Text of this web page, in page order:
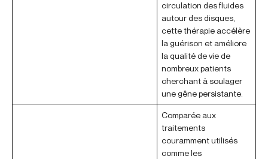
circulation des fluides
autour des disques,
cette thérapie accélère
la guérison et améliore
la qualité de vie de
nombreux patients
cherchant à soulager
une gêne persistante.
Comparée aux
traitements
couramment utilisés
comme les